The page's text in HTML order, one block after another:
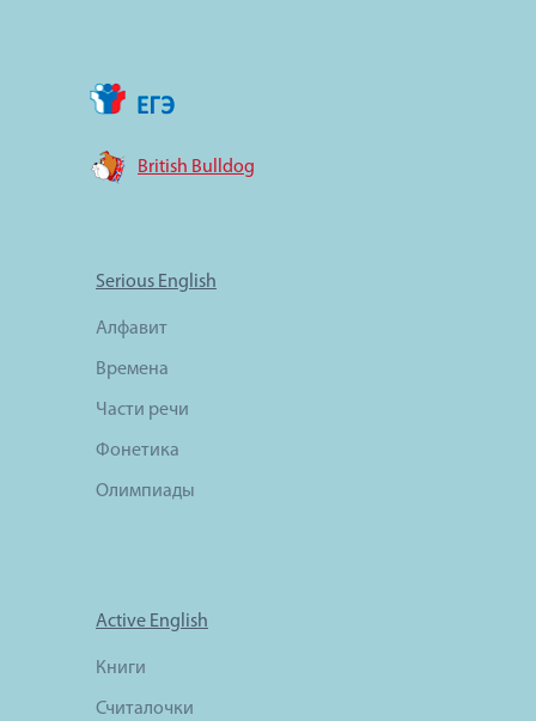
British Bulldog
Serious English
Алфавит
Времена
Части речи
Фонетика
Олимпиады
Active English
Книги
Считалочки